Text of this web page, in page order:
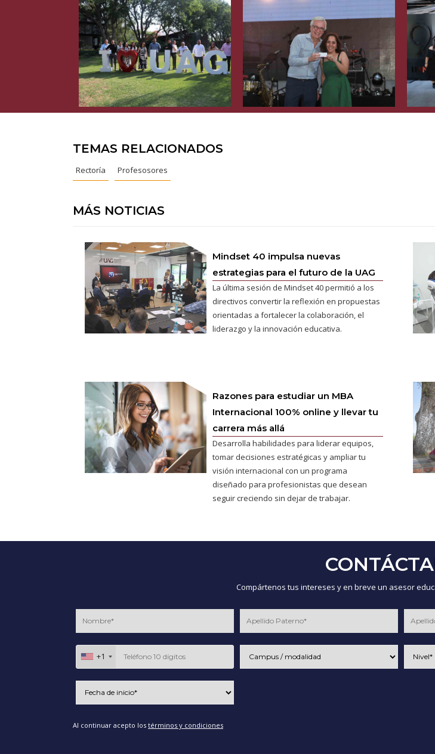
TEMAS RELACIONADOS
Rectoría Profesosores
MÁS NOTICIAS
Mindset 40 impulsa nuevas
estrategias para el futuro de la UAG
La última sesión de Mindset 40 permitió a los
directivos convertir la reflexión en propuestas
orientadas a fortalecer la colaboración, el
liderazgo y la innovación educativa.
Razones para estudiar un MBA
Internacional 100% online y llevar tu
carrera más allá
Desarrolla habilidades para liderar equipos,
tomar decisiones estratégicas y ampliar tu
visión internacional con un programa
diseñado para profesionistas que desean
seguir creciendo sin dejar de trabajar.
Compártenos tus intereses y en breve un asesor
+1
Al continuar acepto los términos y condiciones